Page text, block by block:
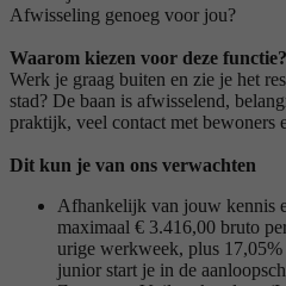
Afwisseling genoeg voor jou?
Waarom kiezen voor deze functie?
Werk je graag buiten en zie je het
stad? De baan is afwisselend,
praktijk, veel contact met bewoners
Dit kun je van ons verwachten
Afhankelijk van jouw kennis
maximaal € 3.416,00 bruto
urige werkweek, plus 17,05%
junior start je in de